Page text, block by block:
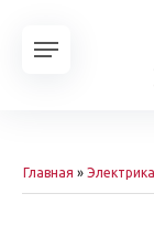
Главная » Электрика